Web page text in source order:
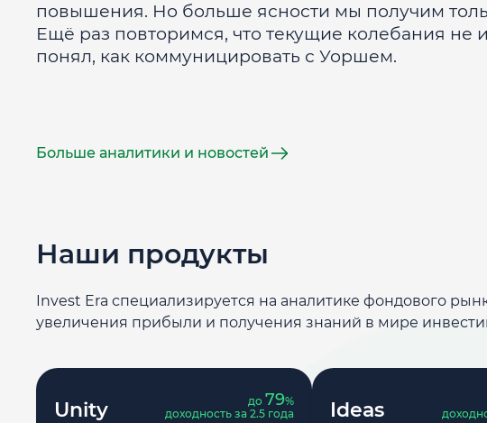
повышения. Но больше ясности мы получим
Ещё раз повторимся, что текущие колебания
понял, как коммуницировать с Уоршем.
Больше аналитики и новостей
Наши продукты
Invest Era специализируется на аналитике фондового
увеличения прибыли и получения знаний в мире
Unity до79%
доходность за 2.5 года
Ideas